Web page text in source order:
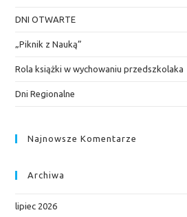
DNI OTWARTE
„Piknik z Nauką”
Rola książki w wychowaniu przedszkolaka
Dni Regionalne
Najnowsze Komentarze
Archiwa
lipiec 2026